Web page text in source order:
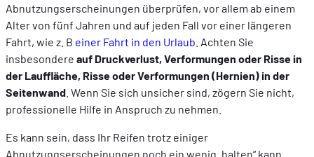
Abnutzungserscheinungen überprüfen, vor allem ab einem
Alter von fünf Jahren und auf jeden Fall vor einer längeren
Fahrt, wie z. B einer Fahrt in den Urlaub . Achten Sie
insbesondere auf Druckverlust, Verformungen oder Risse in
der Lauffläche, Risse oder Verformungen (Hernien) in der
Seitenwand . Wenn Sie sich unsicher sind, zögern Sie nicht,
professionelle Hilfe in Anspruch zu nehmen.
Es kann sein, dass Ihr Reifen trotz einiger
Abnutzungserscheinungen noch ein wenig „halten“ kann.